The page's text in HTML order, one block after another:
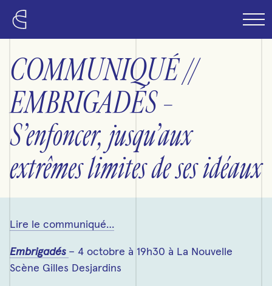
COMMUNIQUÉ //
EMBRIGADÉS –
S’enfoncer, jusqu’aux
extrêmes limites de ses idéaux
Lire le communiqué…
Embrigadés – 4 octobre à 19h30 à La Nouvelle
Scène Gilles Desjardins